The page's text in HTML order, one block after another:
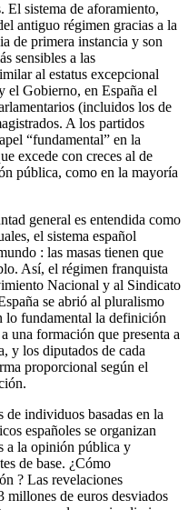
El sistema de aforamiento,
antiguo régimen gracias a la
de primera instancia y son
sensibles a las
al estatus excepcional
el Gobierno, en España el
(incluidos los de
A los partidos
“fundamental” en la
excede con creces al de
pública, como en la mayoría
general es entendida como
el sistema español
: las masas tienen que
Así, el régimen franquista
Nacional y al Sindicato
se abrió al pluralismo
lo fundamental la definición
una formación que presenta a
y los diputados de cada
proporcional según el
de individuos basadas en la
españoles se organizan
a la opinión pública y
de base. ¿Cómo
? Las revelaciones
millones de euros desviados